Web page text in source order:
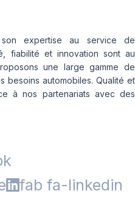
expertise au service de
fiabilité et innovation sont au
une large gamme de
besoins automobiles. Qualité et
à nos partenariats avec des
fab fa-linkedin